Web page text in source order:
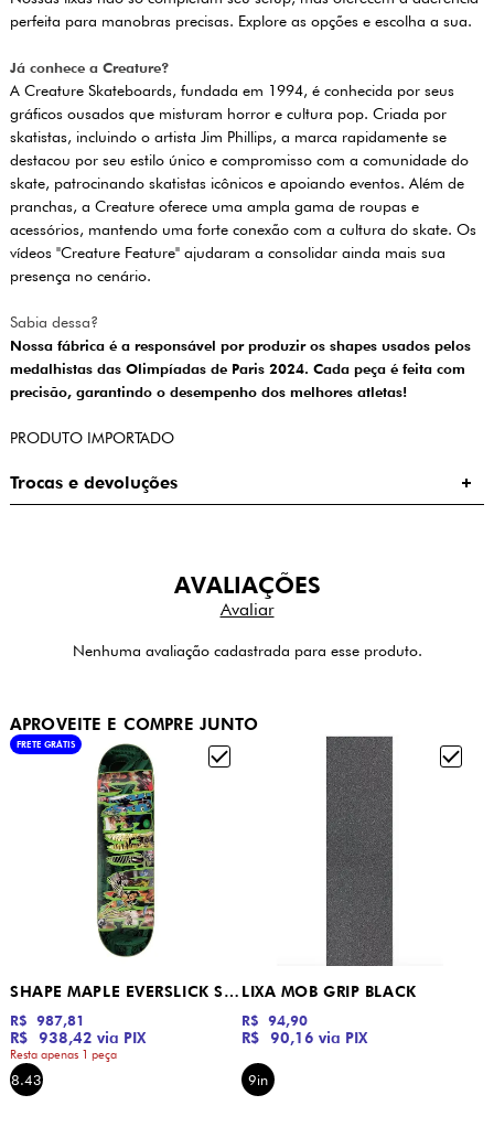
perfeita para manobras precisas. Explore as opções e escolha a sua.
Já conhece a Creature?
A Creature Skateboards, fundada em 1994, é conhecida por seus
gráficos ousados que misturam horror e cultura pop. Criada por
skatistas, incluindo o artista Jim Phillips, a marca rapidamente se
destacou por seu estilo único e compromisso com a comunidade do
skate, patrocinando skatistas icônicos e apoiando eventos. Além de
pranchas, a Creature oferece uma ampla gama de roupas e
acessórios, mantendo uma forte conexão com a cultura do skate. Os
vídeos "Creature Feature" ajudaram a consolidar ainda mais sua
presença no cenário.
Sabia dessa?
Nossa fábrica é a responsável por produzir os shapes usados pelos
medalhistas das Olimpíadas de Paris 2024. Cada peça é feita com
precisão, garantindo o desempenho dos melhores atletas!
PRODUTO IMPORTADO
Trocas e devoluções
AVALIAÇÕES
Nenhuma avaliação cadastrada para esse produto.
APROVEITE E COMPRE JUNTO
FRETE GRÁTIS
SHAPE MAPLE EVERSLICK SBK LOGO CREATURE
R$ 938,42 via PIX
R$ 987,81
8.43
Resta apenas 1 peça
LIXA MOB GRIP BLACK
R$ 90,16 via PIX
R$ 94,90
9in